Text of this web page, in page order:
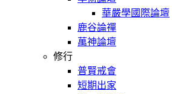
華嚴學國際論壇
鹿谷論禪
萬神論壇
修行
普賢戒會
短期出家